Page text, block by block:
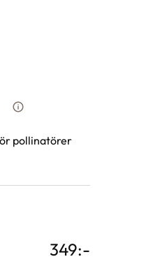
Hur vi mäter leveranshöjd
pollinatörer
349:-